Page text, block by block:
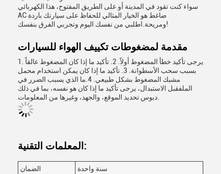
سواء كنت تقود في المدينة أو على الطريق المفتوح، هذا الكهربائي
AC ضاغط هو الخيار المثالي للحفاظ على سيارتك باردة
ومريحة.اطلبي من نفسك اليوم وتجربي الفرق بنفسك!
مقدمة لمضغوطات تكييف الهواء للسيارات
1. يرجى تأكيد خطأ المضغوط أولاً. 2. تأكيد ما إذا كان المضغوط عالقاً
بسبب سحب الأسطوانة. 3. تأكيد ما إذا كان يمكن استخدام محمل
مشبك المضغوط بشكل طبيعي. 4.ما الذي يسبب الضرر في
الملفقبل الاستبدال، يرجى تأكيد ما إذا كان هو نفسه، بما في ذلك
المعلمات التقنية:
الضمان
سنة واحدة